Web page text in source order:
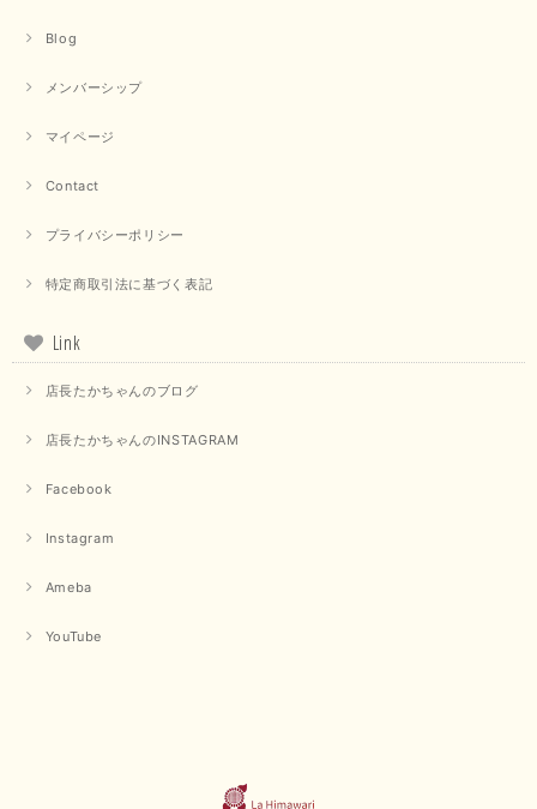
Blog
メンバーシップ
マイページ
Contact
プライバシーポリシー
特定商取引法に基づく表記
Link
店長たかちゃんのブログ
店長たかちゃんのINSTAGRAM
Facebook
Instagram
Ameba
YouTube